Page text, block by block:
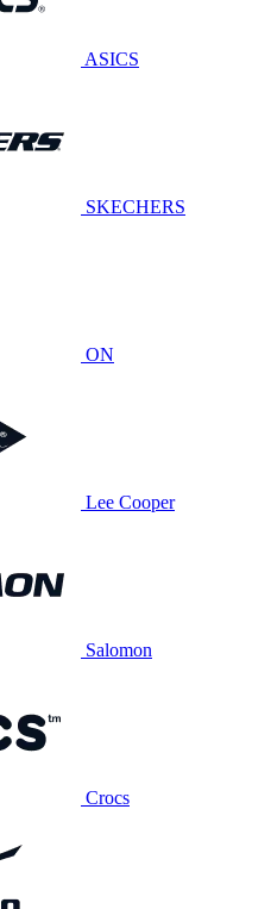
ASICS
SKECHERS
ON
Lee Cooper
Salomon
Crocs